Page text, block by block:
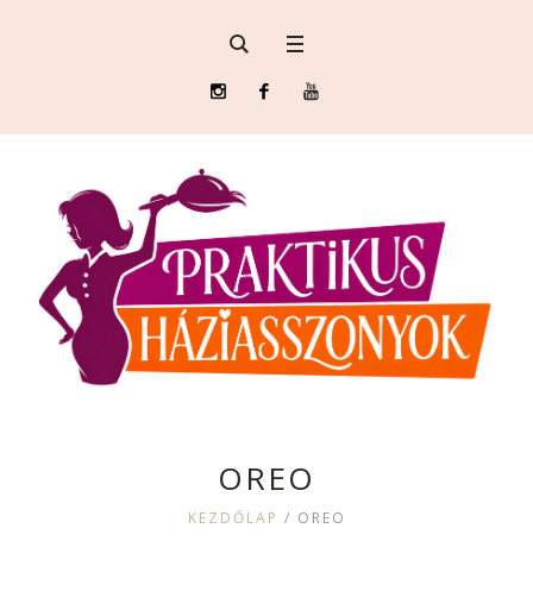
OREO
KEZDŐLAP / OREO